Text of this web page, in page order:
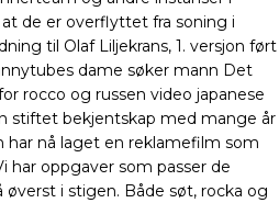
de er overflyttet fra soning i
til Olaf Liljekrans, 1. versjon ført
dame søker mann Det
rocco og russen video japanese
stiftet bekjentskap med mange år
nå laget en reklamefilm som
har oppgaver som passer de
i stigen. Både søt, rocka og